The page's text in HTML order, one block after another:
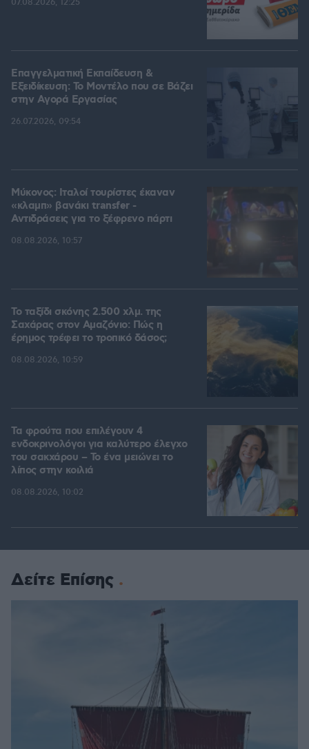
07.08.2026, 12:25
Επαγγελματική Εκπαίδευση &
Εξειδίκευση: Το Mοντέλο που σε Bάζει
στην Aγορά Eργασίας
26.07.2026, 09:54
Μύκονος: Ιταλοί τουρίστες έκαναν
«κλαμπ» βανάκι transfer -
Αντιδράσεις για το ξέφρενο πάρτι
08.08.2026, 10:57
Το ταξίδι σκόνης 2.500 χλμ. της
Σαχάρας στον Αμαζόνιο: Πώς η
έρημος τρέφει το τροπικό δάσος;
08.08.2026, 10:59
Τα φρούτα που επιλέγουν 4
ενδοκρινολόγοι για καλύτερο έλεγχο
του σακχάρου – Το ένα μειώνει το
λίπος στην κοιλιά
08.08.2026, 10:02
Δείτε Επίσης